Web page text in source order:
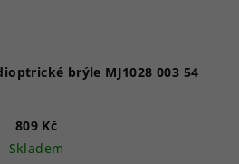
brýle MJ1028 003 54
809 Kč
Skladem